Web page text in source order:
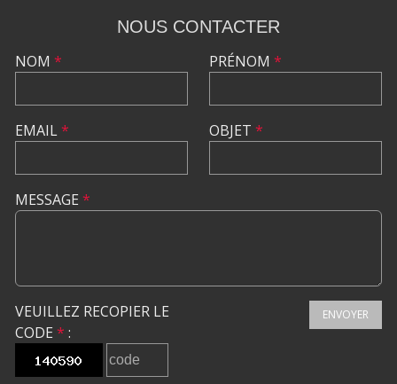
NOUS CONTACTER
NOM *
EMAIL*
PRÉNOM *
OBJET *
MESSAGE *
VEUILLEZ RECOPIER LE
CODE * :
ENVOYER